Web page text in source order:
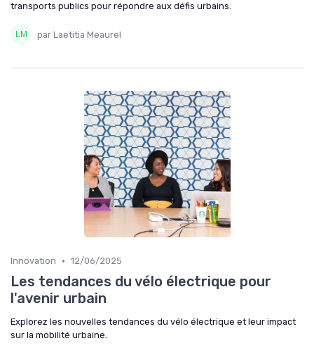
transports publics pour répondre aux défis urbains.
par Laetitia Meaurel
Innovation • 12/06/2025
Les tendances du vélo électrique pour
l'avenir urbain
Explorez les nouvelles tendances du vélo électrique et leur impact
sur la mobilité urbaine.